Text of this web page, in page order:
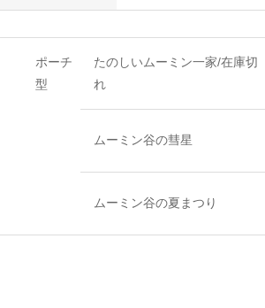
ポーチ
型
たのしいムーミン一家/在庫切
れ
ムーミン谷の彗星
ムーミン谷の夏まつり